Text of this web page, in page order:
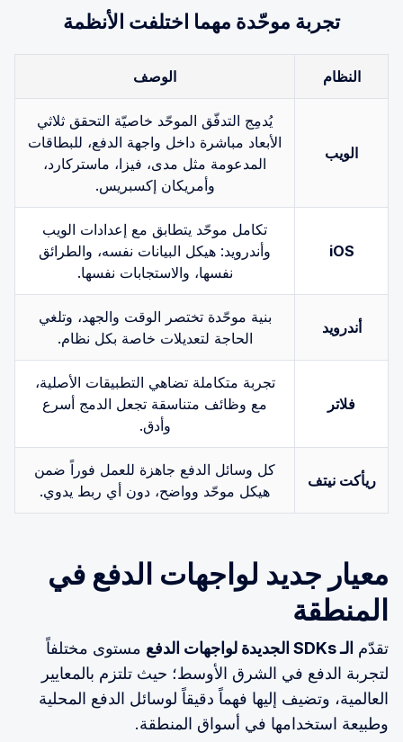
تجربة موحّدة مهما اختلفت الأنظمة
النظام الوصف
الويب
يُدمِج التدفّق الموحّد خاصيّة التحقق ثلاثي
الأبعاد مباشرة داخل واجهة الدفع، للبطاقات
المدعومة مثل مدى، فيزا، ماستركارد،
وأمريكان إكسبريس.
iOS
تكامل موحّد يتطابق مع إعدادات الويب
وأندرويد: هيكل البيانات نفسه، والطرائق
نفسها، والاستجابات نفسها.
أندرويد
بنية موحّدة تختصر الوقت والجهد، وتلغي
الحاجة لتعديلات خاصة بكل نظام.
فلاتر
تجربة متكاملة تضاهي التطبيقات الأصلية،
مع وظائف متناسقة تجعل الدمج أسرع
وأدق.
ريأكت نيتف
كل وسائل الدفع جاهزة للعمل فوراً ضمن
هيكل موحّد وواضح، دون أي ربط يدوي.
معيار جديد لواجهات الدفع في
المنطقة
تقدّم الـ SDKs الجديدة لواجهات الدفع
مستوى مختلفاً
لتجربة الدفع في الشرق الأوسط؛ حيث تلتزم بالمعايير
العالمية، وتضيف إليها فهماً دقيقاً لوسائل الدفع المحلية
وطبيعة استخدامها في أسواق المنطقة.